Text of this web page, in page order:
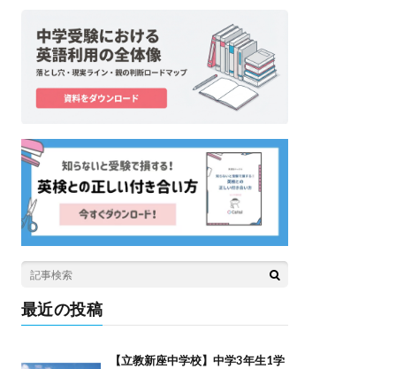
最近の投稿
【立教新座中学校】中学3年生1学